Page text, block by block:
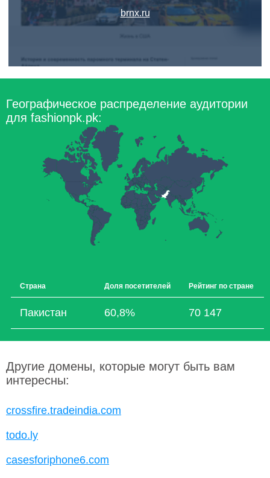
brnx.ru
Географическое распределение аудитории
для fashionpk.pk:
Страна Доля посетителей Рейтинг по стране
Пакистан 60,8% 70 147
Другие домены, которые могут быть вам
интересны:
crossfire.tradeindia.com
todo.ly
casesforiphone6.com